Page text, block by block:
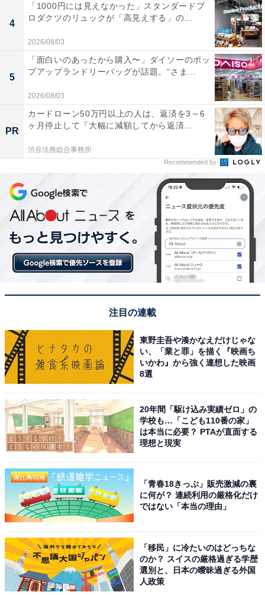
4
「1000円には見えなかった」スタンダードプ
ロダクツのリュックが「高見えする」の...
2026/08/03
5
「面白いのあったから購入〜」ダイソーのポッ
プアップランドリーバッグが話題。“さま...
2026/08/03
PR
カードローン50万円以上の人は、返済を3～6
ヶ月停止して『大幅に減額してから返済...
渋谷法務総合事務所
Recommended by
注目の連載
東野圭吾や湊かなえだけじゃな
い、「業と罪」を描く『映画ち
いかわ』から強く連想した映画
8選
20年間「駆け込み実績ゼロ」の
学校も…「こども110番の家」
は本当に必要？ PTAが直面する
理想と現実
「青春18きっぷ」販売激減の裏
に何が？ 連続利用の厳格化だけ
ではない「本当の理由」
「移民」に冷たいのはどっちな
のか？ スイスの厳格過ぎる学歴
選別と、日本の曖昧過ぎる外国
人政策